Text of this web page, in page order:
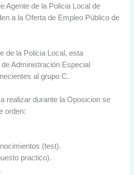
Agente de la Policia Local de
a la Oferta de Empleo Público de
de la Policia Local, esta
Administración Especial
al grupo C.
realizar durante la Oposicion se
orden:
(test).
practico).